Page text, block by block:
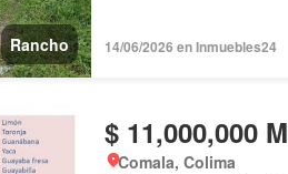
Rancho 14/06/2026 en Inmuebles24
$ 11,000,000
Comala, Colima